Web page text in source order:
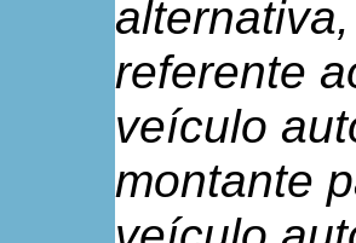
referente
veículo
montante